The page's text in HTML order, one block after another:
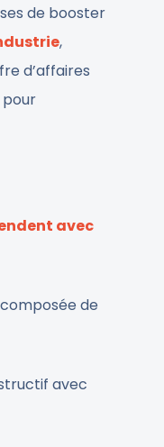
de booster
,
d’affaires
avec
de
avec